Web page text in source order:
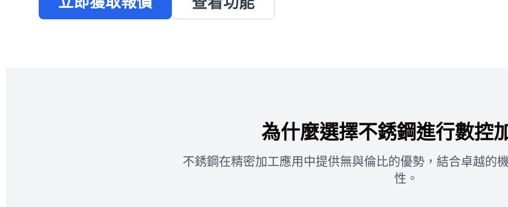
為什麼選擇不銹鋼進行數控
不銹鋼在精密加工應用中提供無與倫比的優勢，結合卓越的
性。